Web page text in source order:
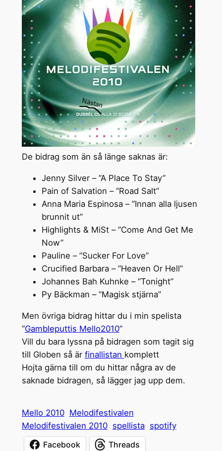
De bidrag som än så länge saknas är:
Jenny Silver – ”A Place To Stay”
Pain of Salvation – ”Road Salt”
Anna Maria Espinosa – ”Innan alla ljusen
brunnit ut”
Highlights & MiSt – ”Come And Get Me
Now”
Pauline – ”Sucker For Love”
Crucified Barbara – ”Heaven Or Hell”
Johannes Bah Kuhnke – ”Tonight”
Py Bäckman – ”Magisk stjärna”
Men övriga bidrag hittar du i min spelista
”Gambleputtis Mello2010”
Vill du bara lyssna på bidragen som tagit sig
till Globen så är finallistan komplett
Hojta gärna till om du hittar några av de
saknade bidragen, så lägger jag upp dem.
Mello 2010 Melodifestivalen
Melodifestivalen 2010 spellista spotify
Facebook
Threads